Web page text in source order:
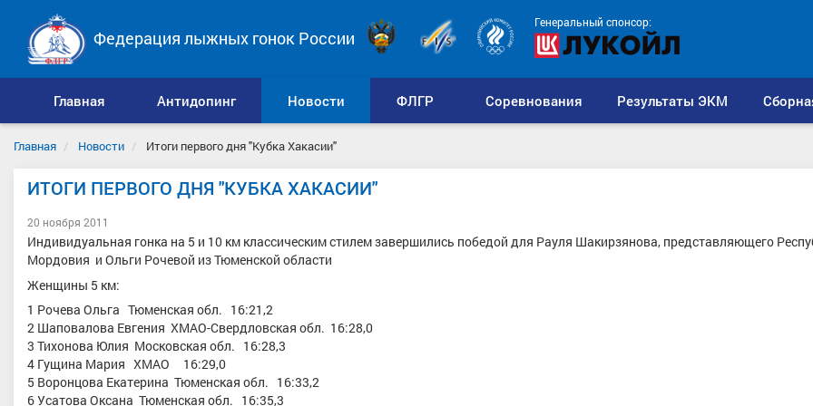
Генеральный спонсор:
Федерация лыжных гонок России
Главная Антидопинг Новости ФЛГР Соревнования Результаты ЭКМ
Главная Новости Итоги первого дня "Кубка Хакасии"
ИТОГИ ПЕРВОГО ДНЯ "КУБКА ХАКАСИИ"
20 ноября 2011
Индивидуальная гонка на 5 и 10 км классическим стилем завершились победой для Рауля Шакирзянова, представляющего
Мордовия и Ольги Рочевой из Тюменской области
Женщины 5 км:
1 Рочева Ольга Тюменская обл. 16:21,2
2 Шаповалова Евгения ХМАО-Свердловская обл. 16:28,0
3 Тихонова Юлия Московская обл. 16:28,3
4 Гущина Мария ХМАО 16:29,0
5 Воронцова Екатерина Тюменская обл. 16:33,2
6 Усатова Оксана Тюменская обл. 16:35,3